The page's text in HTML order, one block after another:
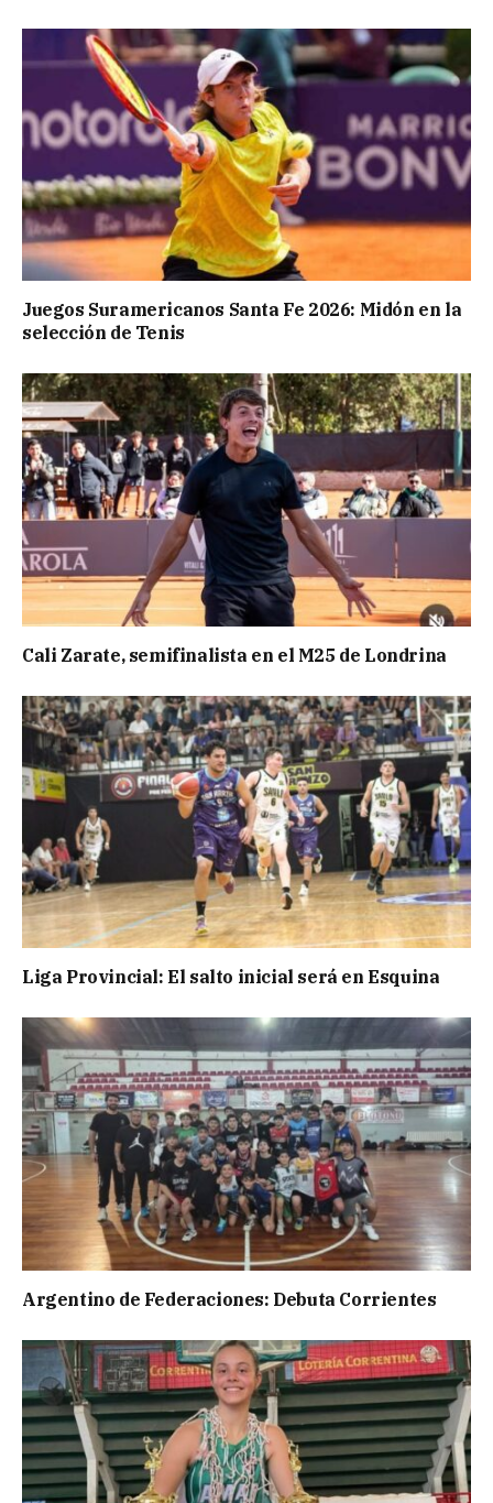
Juegos Suramericanos Santa Fe 2026: Midón en la
selección de Tenis
Cali Zarate, semifinalista en el M25 de Londrina
Liga Provincial: El salto inicial será en Esquina
Argentino de Federaciones: Debuta Corrientes